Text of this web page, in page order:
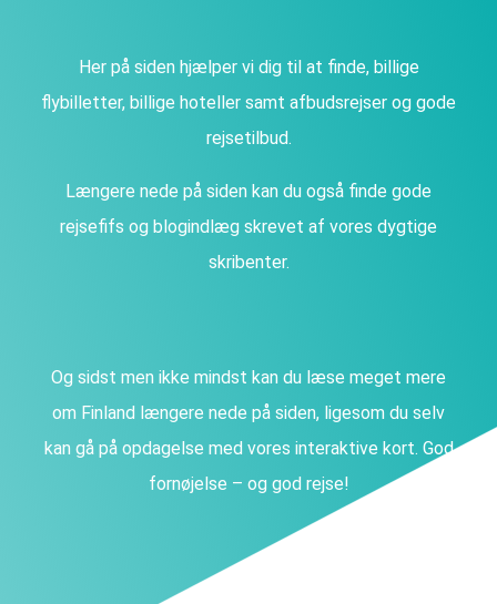
Her på siden hjælper vi dig til at finde, billige
flybilletter, billige hoteller samt afbudsrejser og gode
rejsetilbud.
Længere nede på siden kan du også finde gode
rejsefifs og blogindlæg skrevet af vores dygtige
skribenter.
Og sidst men ikke mindst kan du læse meget mere
om Finland længere nede på siden, ligesom du selv
kan gå på opdagelse med vores interaktive kort. God
fornøjelse – og god rejse!